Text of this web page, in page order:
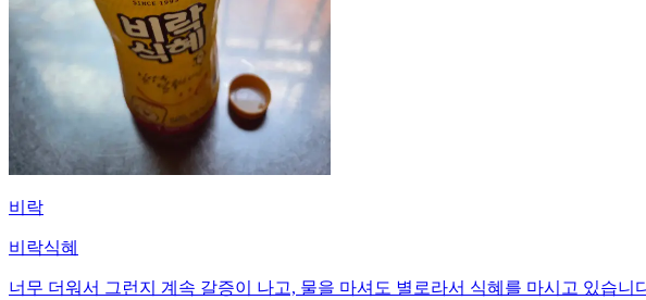
비락
비락식혜
너무 더워서 그런지 계속 갈증이 나고, 물을 마셔도 별로라서 식혜를 마시고 있습